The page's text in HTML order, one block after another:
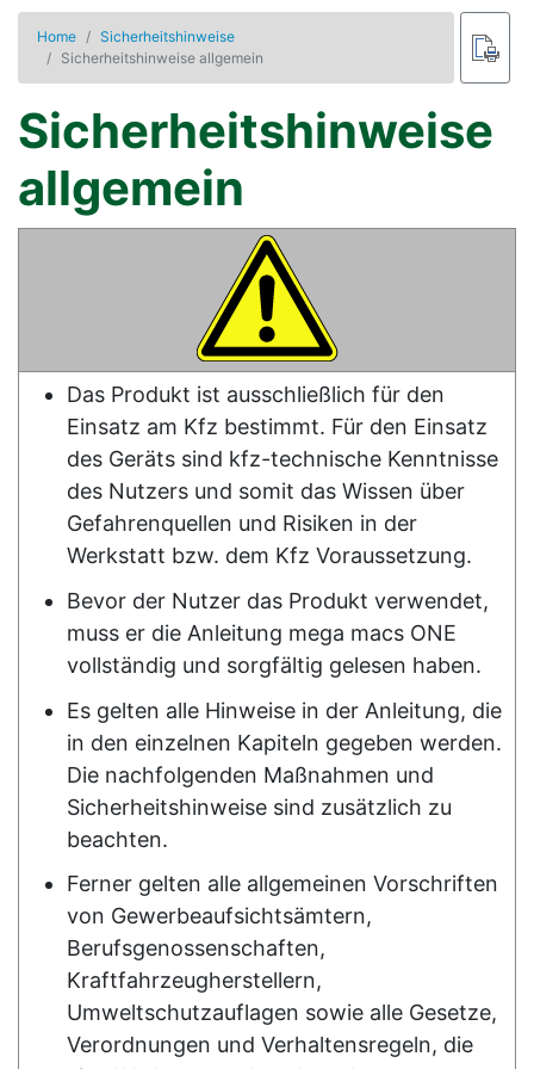
Home
Sicherheitshinweise
Sicherheitshinweise allgemein
Sicherheitshinweise
allgemein
Das Produkt ist ausschließlich für den
Einsatz am Kfz bestimmt. Für den Einsatz
des Geräts sind kfz-technische Kenntnisse
des Nutzers und somit das Wissen über
Gefahrenquellen und Risiken in der
Werkstatt bzw. dem Kfz Voraussetzung.
Bevor der Nutzer das Produkt verwendet,
muss er die Anleitung mega macs ONE
vollständig und sorgfältig gelesen haben.
Es gelten alle Hinweise in der Anleitung, die
in den einzelnen Kapiteln gegeben werden.
Die nachfolgenden Maßnahmen und
Sicherheitshinweise sind zusätzlich zu
beachten.
Ferner gelten alle allgemeinen Vorschriften
von Gewerbeaufsichtsämtern,
Berufsgenossenschaften,
Kraftfahrzeugherstellern,
Umweltschutzauflagen sowie alle Gesetze,
Verordnungen und Verhaltensregeln, die